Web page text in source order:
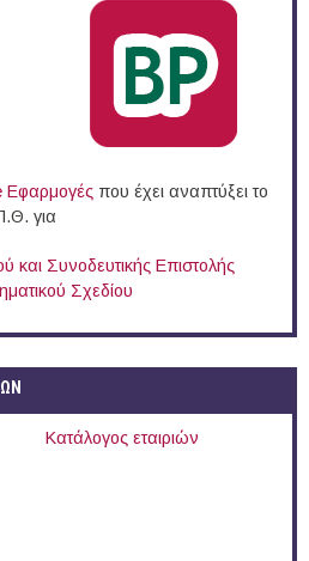
Eφαρμογές που έχει αναπτύξει το
για
και Συνοδευτικής Επιστολής
Σχεδίου
Κατάλογος εταιριών